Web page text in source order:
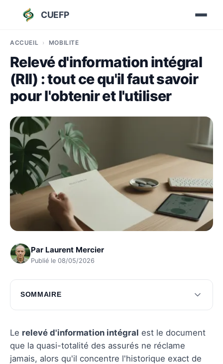
CUEFP
ACCUEIL MOBILITÉ
Relevé d'information intégral
(RII) : tout ce qu'il faut savoir
pour l'obtenir et l'utiliser
Par Laurent Mercier
Publié le 08/05/2026
SOMMAIRE
Comprendre le relevé d'information intégral
Procédure pour obtenir un RII
Questions fréquentes
Le relevé d'information intégral est le document
que la quasi-totalité des assurés ne réclame
jamais, alors qu'il concentre l'historique exact de